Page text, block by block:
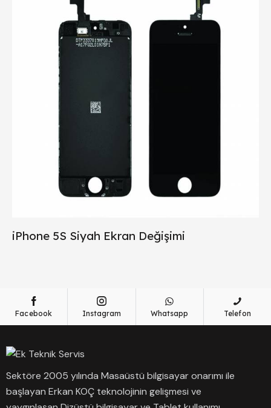
iPhone 5S Siyah Ekran Değişimi
Facebook Instagram Whatsapp Telefon
Sektöre 2005 yılında Masaüstü bilgisayar onarımı ile
başlayan Erkan KOÇ teknolojinin gelişmesi ve